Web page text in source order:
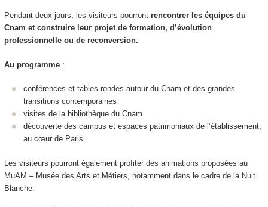
Pendant deux jours, les visiteurs pourront rencontrer les équipes du
Cnam et construire leur projet de formation, d’évolution
professionnelle ou de reconversion.
Au programme:
conférences et tables rondes autour du Cnam et des grandes
transitions contemporaines
visites de la bibliothèque du Cnam
découverte des campus et espaces patrimoniaux de l’établissement,
au cœur de Paris
Les visiteurs pourront également profiter des animations proposées au
MuAM – Musée des Arts et Métiers, notamment dans le cadre de la Nuit
Blanche.